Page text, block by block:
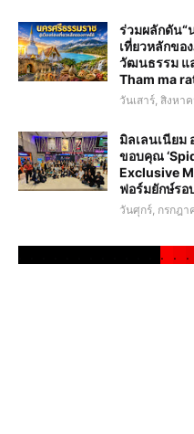
ร่วมผลักดัน“
เที่ยวหลักขอ
วัฒนธรรม แ
Tham ma
วันเสาร์, สิงหา
มิลเลนเนียม
ขอบคุณ
Exclusive
ฟอร์มยักษ์รอ
วันศุกร์, กรกฎา
. . .